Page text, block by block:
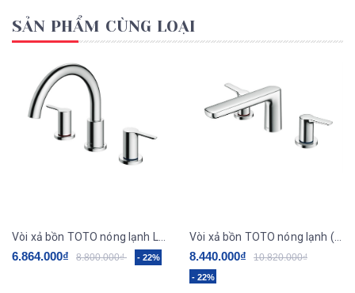
SẢN PHẨM CÙNG LOẠI
6.864.000₫ 8.800.000₫ - 22%
Vòi xả bồn TOTO nóng lạnh (3 lỗ) TBG03201BA. ( Vòi chậu 3 lỗ ).
8.440.000₫ 10.820.000₫
- 22%